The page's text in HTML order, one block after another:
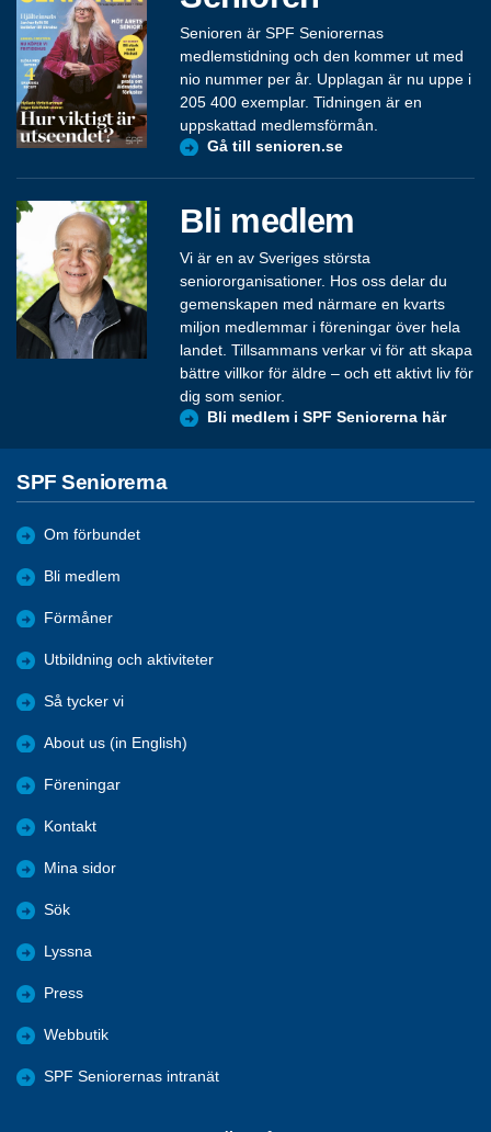
Senioren är SPF Seniorernas
medlemstidning och den kommer ut med
nio nummer per år. Upplagan är nu uppe i
205 400 exemplar. Tidningen är en
uppskattad medlemsförmån.
Gå till senioren.se
Bli medlem
Vi är en av Sveriges största
seniororganisationer. Hos oss delar du
gemenskapen med närmare en kvarts
miljon medlemmar i föreningar över hela
landet. Tillsammans verkar vi för att skapa
bättre villkor för äldre – och ett aktivt liv för
dig som senior.
Bli medlem i SPF Seniorerna här
SPF Seniorerna
Om förbundet
Bli medlem
Förmåner
Utbildning och aktiviteter
Så tycker vi
About us (in English)
Föreningar
Kontakt
Mina sidor
Sök
Lyssna
Press
Webbutik
SPF Seniorernas intranät